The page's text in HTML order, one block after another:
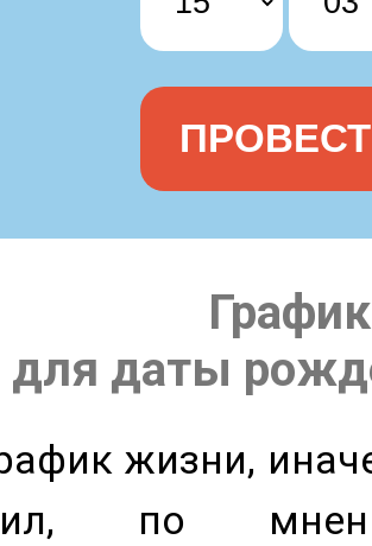
для даты
жизни,
по